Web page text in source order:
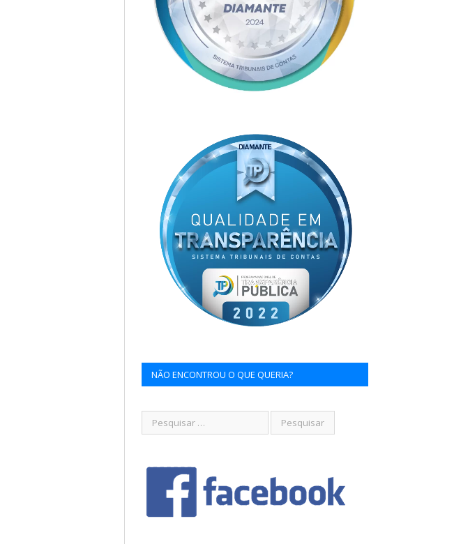
NÃO ENCONTROU O QUE QUERIA?